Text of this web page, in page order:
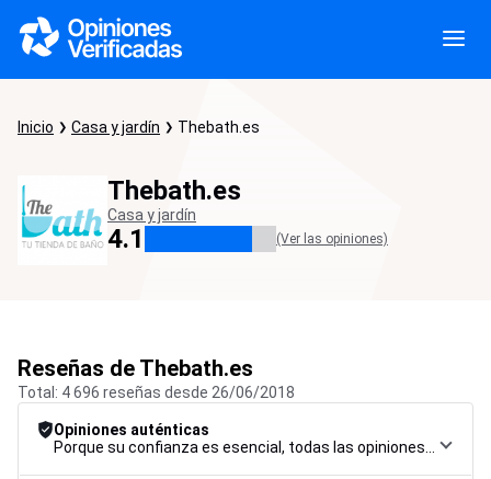
Inicio Casa y jardín Thebath.es
Thebath.es
Casa y jardín
4.1 (Ver las opiniones)
Reseñas de Thebath.es
Total: 4 696 reseñas desde 26/06/2018
Opiniones auténticas